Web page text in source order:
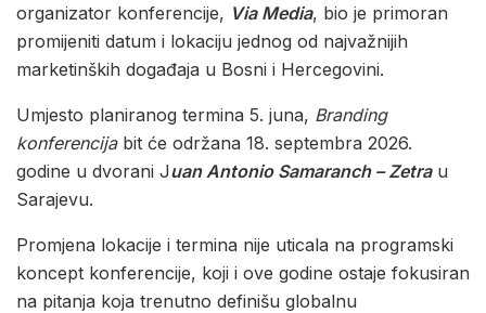
organizator konferencije, Via Media, bio je primoran
promijeniti datum i lokaciju jednog od najvažnijih
marketinških događaja u Bosni i Hercegovini.
Umjesto planiranog termina 5. juna, Branding
konferencija bit će održana 18. septembra 2026.
godine u dvorani Juan Antonio Samaranch – Zetrau
Sarajevu.
Promjena lokacije i termina nije uticala na programski
koncept konferencije, koji i ove godine ostaje fokusiran
na pitanja koja trenutno definišu globalnu